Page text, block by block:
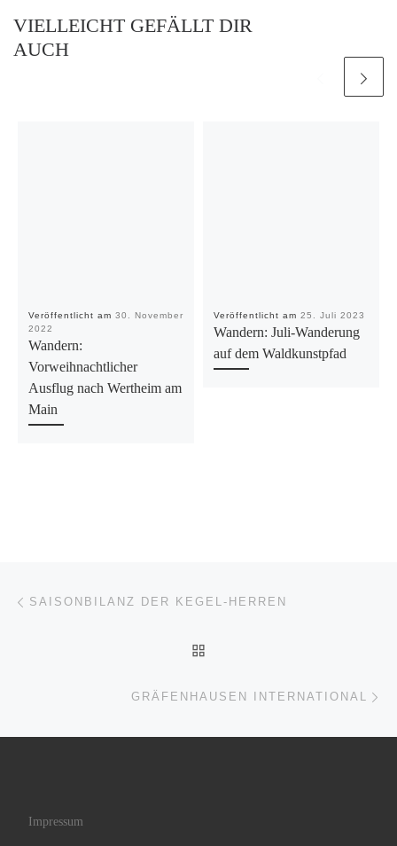
VIELLEICHT GEFÄLLT DIR
AUCH
Veröffentlicht am 30. November
2022
Wandern:
Vorweihnachtlicher
Ausflug nach Wertheim am
Main
Veröffentlicht am 25. Juli 2023
Wandern: Juli-Wanderung
auf dem Waldkunstpfad
Beitragsnavigation
SAISONBILANZ DER KEGEL-HERREN
GRÄFENHAUSEN INTERNATIONAL
Impressum